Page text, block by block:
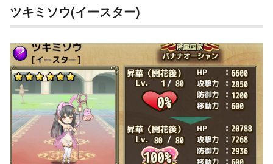
ツキミソウ(イースター)